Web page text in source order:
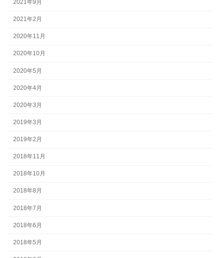
2021年9月
2021年2月
2020年11月
2020年10月
2020年5月
2020年4月
2020年3月
2019年3月
2019年2月
2018年11月
2018年10月
2018年8月
2018年7月
2018年6月
2018年5月